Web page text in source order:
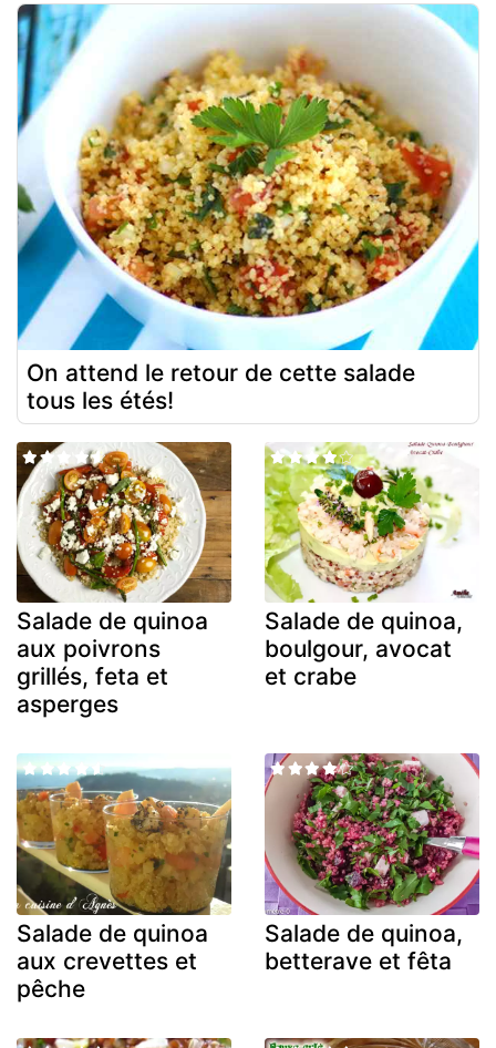
On attend le retour de cette salade
tous les étés!
Salade de quinoa
aux poivrons
grillés, feta et
asperges
Salade de quinoa,
boulgour, avocat
et crabe
Salade de quinoa
aux crevettes et
pêche
Salade de quinoa,
betterave et fêta